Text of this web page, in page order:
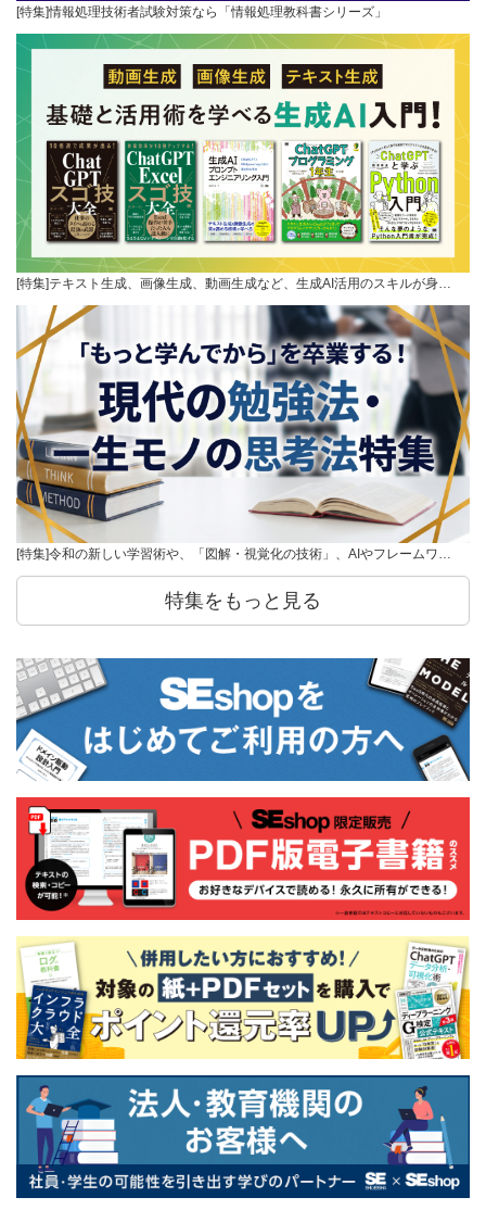
[特集]情報処理技術者試験対策なら「情報処理教科書シリーズ」
[特集]テキスト生成、画像生成、動画生成など、生成AI活用のスキルが身…
[特集]令和の新しい学習術や、「図解・視覚化の技術」、AIやフレームワ…
特集をもっと見る